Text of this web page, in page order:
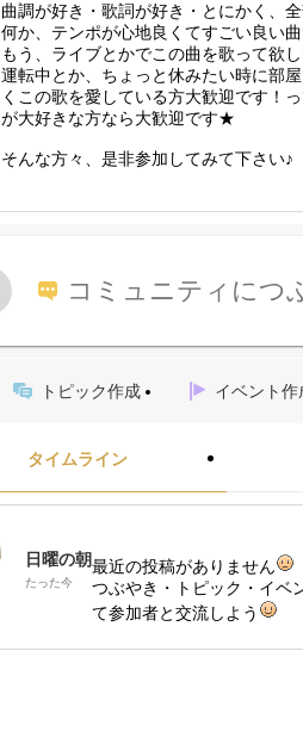
曲調が好き・歌詞が好き・とにかく、
何か、テンポが心地良くてすごい良い
もう、ライブとかでこの曲を歌って欲
運転中とか、ちょっと休みたい時に部
くこの歌を愛している方大歓迎です！
が大好きな方なら大歓迎です★
そんな方々、是非参加してみて下さい♪
コミュニティにつ
トピック作成 イベント作
タイムライン
日曜の朝
たった今
最近の投稿がありません
つぶやき・トピック・イベ
て参加者と交流しよう